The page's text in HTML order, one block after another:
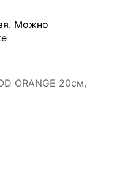
Можно
ORANGE 20см,